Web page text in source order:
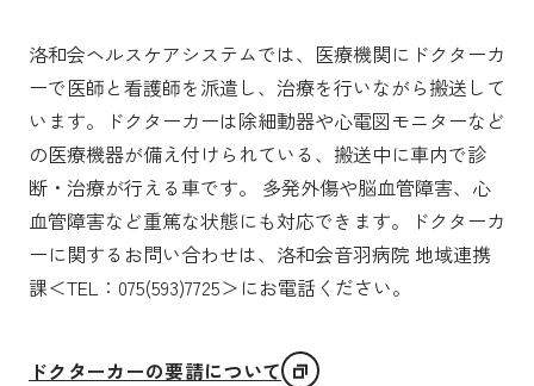
洛和会ヘルスケアシステムでは、医療機関にドクターカ
ーで医師と看護師を派遣し、治療を行いながら搬送して
います。ドクターカーは除細動器や心電図モニターなど
の医療機器が備え付けられている、搬送中に車内で診
断・治療が行える車です。 多発外傷や脳血管障害、心
血管障害など重篤な状態にも対応できます。ドクターカ
ーに関するお問い合わせは、洛和会音羽病院 地域連携
課＜TEL：075(593)7725＞にお電話ください。
ドクターカーの要請について